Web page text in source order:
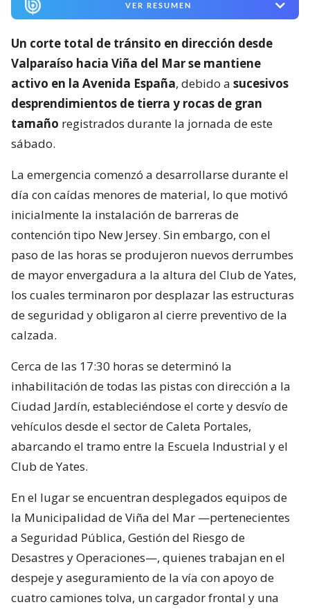
VER RESUMEN
Un corte total de tránsito en dirección desde
Valparaíso hacia Viña del Mar se mantiene
activo en la Avenida España, debido a sucesivos
desprendimientos de tierra y rocas de gran
tamaño registrados durante la jornada de este
sábado.
La emergencia comenzó a desarrollarse durante el
día con caídas menores de material, lo que motivó
inicialmente la instalación de barreras de
contención tipo New Jersey. Sin embargo, con el
paso de las horas se produjeron nuevos derrumbes
de mayor envergadura a la altura del Club de Yates,
los cuales terminaron por desplazar las estructuras
de seguridad y obligaron al cierre preventivo de la
calzada.
Cerca de las 17:30 horas se determinó la
inhabilitación de todas las pistas con dirección a la
Ciudad Jardín, estableciéndose el corte y desvío de
vehículos desde el sector de Caleta Portales,
abarcando el tramo entre la Escuela Industrial y el
Club de Yates.
En el lugar se encuentran desplegados equipos de
la Municipalidad de Viña del Mar —pertenecientes
a Seguridad Pública, Gestión del Riesgo de
Desastres y Operaciones—, quienes trabajan en el
despeje y aseguramiento de la vía con apoyo de
cuatro camiones tolva, un cargador frontal y una